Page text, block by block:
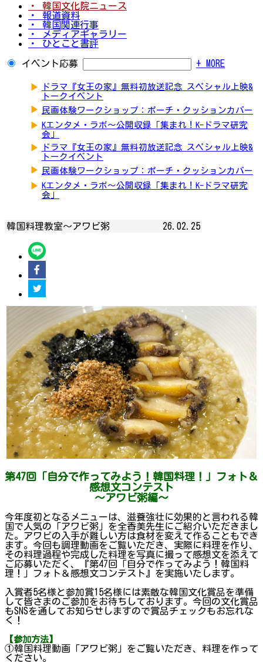
・ 韓国文化院ニュース
・ 報道資料
・ 韓国関連行事
・ メディアギャラリー
・ ひとこと書評
イベント応募 + MORE
▶
ドラマ『女王の家』無料初放送記念 スペシャル上映&
トークイベント
▶ 民画体験ワークショップ：ポーチ・クッションカバー
▶ Kエンタメ・ラボ～公開収録「集まれ！K-ドラマ研究
会」
▶
ドラマ『女王の家』無料初放送記念 スペシャル上映&
トークイベント
▶ 民画体験ワークショップ：ポーチ・クッションカバー
▶ Kエンタメ・ラボ～公開収録「集まれ！K-ドラマ研究
会」
韓国料理教室～アワビ粥 26.02.25
第47回「自分で作ってみよう！韓国料理！」フォト＆
感想文コンテスト
～アワビ粥編～
今年度初となるメニューは、滋養強壮に効果的と言われる韓
国で人気の「アワビ粥」を全香美先生にご紹介いただきまし
た。アワビの入手が難しい方は食材を変えて作ることもでき
ます。今回も調理動画をご覧いただき、実際に料理を作り、
その料理過程や完成した料理を写真に撮って感想文を添えて
ご応募いただく、『第47回「自分で作ってみよう！韓国料
理！」フォト＆感想文コンテスト』を実施いたします。
入賞者5名様と参加賞15名様には素敵な韓国文化賞品を準備
して皆さまのご参加をお待ちしております。今回の文化賞品
もSNSを通してお知らせしますので賞品チェックもお忘れな
く！
【参加方法】
①韓国料理動画「アワビ粥」をご覧いただき、料理を作って
ください。